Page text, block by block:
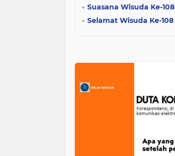
Suasana Wisuda Ke-108
Selamat Wisuda Ke-108